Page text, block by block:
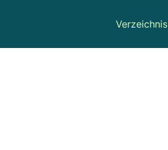
Verzeichnis